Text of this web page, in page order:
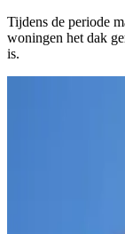
Tijdens de periode
woningen het dak
is.